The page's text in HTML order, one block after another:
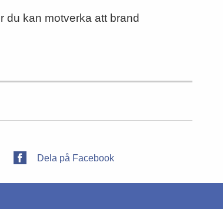
du kan motverka att brand
Dela på Facebook